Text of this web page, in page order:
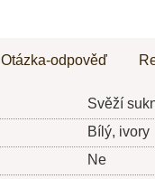
Otázka-odpověď
Svěží
Bílý, ivory
Ne